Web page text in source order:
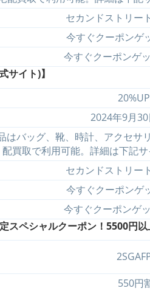
セカンドストリー
今すぐクーポンゲ
今すぐクーポンゲ
サイト)】
20%UP
2024年9月
はバッグ、靴、時計、アクセサ
配買取で利用可能。詳細は下記サ
セカンドストリー
今すぐクーポンゲ
今すぐクーポンゲ
スペシャルクーポン！5500円
550円